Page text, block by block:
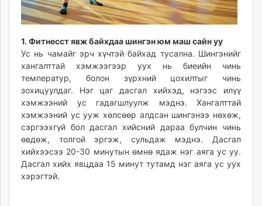
urlag.mn
unen.mn
asu.mn
shudarga.mn
shuurhai.mn
unuudur.mn
isee.mn
mglradio.com
fact.mn
itoim.mn
tumen.mn
shuum.mn
times.mn
1. Фитнесст явж байхдаа шингэн юм маш сайн уу
Ус нь чамайг эрч хүчтэй байхад тусална. Шингэнийг
хангалттай хэмжээгээр уух нь биеийн чинь
температур, болон зүрхний цохилтыг чинь
зохицуулдаг. Нэг цаг дасгал хийхэд, нэгээс илүү
хэмжээний ус гадагшлуулж мэднэ. Хангалттай
хэмжээний ус ууж хөлсөөр алдсан шингэнээ нөхөж,
сэргээхгүй бол дасгал хийсний дараа булчин чинь
өвдөж, толгой эргэж, сульдаж мэднэ. Дасгал
хийхээсээ 20-30 минутын өмнө ядаж нэг аяга ус уу.
Дасгал хийх явцдаа 15 минут тутамд нэг аяга ус уух
хэрэгтэй.